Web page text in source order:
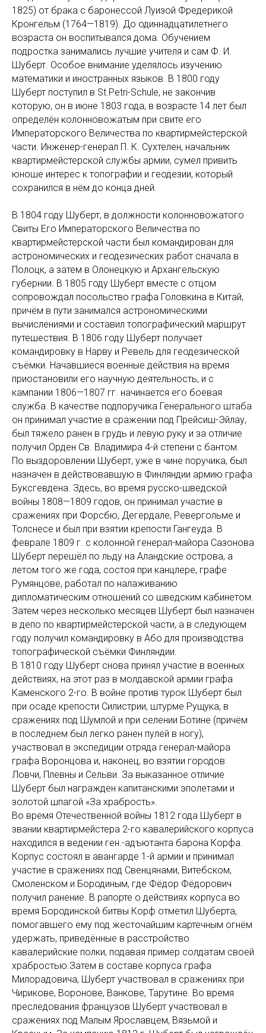
1825) от брака с баронессой Луизой Фредерикой
Кронгельм (1764—1819). До одиннадцатилетнего
возраста он воспитывался дома. Обучением
подростка занимались лучшие учителя и сам Ф. И.
Шуберт. Особое внимание уделялось изучению
математики и иностранных языков. В 1800 году
Шуберт поступил в St.Petri-Schule, не закончив
которую, он в июне 1803 года, в возрасте 14 лет был
определён колонновожатым при свите его
Императорского Величества по квартирмейстерской
части. Инженер-генерал П. К. Сухтелен, начальник
квартирмейстерской службы армии, сумел привить
юноше интерес к топографии и геодезии, который
сохранился в нём до конца дней.
В 1804 году Шуберт, в должности колонновожатого
Свиты Его Императорского Величества по
квартирмейстерской части был командирован для
астрономических и геодезических работ сначала в
Полоцк, а затем в Олонецкую и Архангельскую
губернии. В 1805 году Шуберт вместе с отцом
сопровождал посольство графа Головкина в Китай,
причём в пути занимался астрономическими
вычислениями и составил топографический маршрут
путешествия. В 1806 году Шуберт получает
командировку в Нарву и Ревель для геодезической
съёмки. Начавшиеся военные действия на время
приостановили его научную деятельность, и с
кампании 1806—1807 гг. начинается его боевая
служба. В качестве подпоручика Генерального штаба
он принимал участие в сражении под Прейсиш-Эйлау,
был тяжело ранен в грудь и левую руку и за отличие
получил Орден Св. Владимира 4-й степени с бантом.
По выздоровлении Шуберт, уже в чине поручика, был
назначен в действовавшую в Финляндии армию графа
Буксгевдена. Здесь, во время русско-шведской
войны 1808—1809 годов, он принимал участие в
сражениях при Форсбю, Дегердале, Ревергольме и
Толснесе и был при взятии крепости Гангеуда. В
феврале 1809 г. с колонной генерал-майора Сазонова
Шуберт перешёл по льду на Аландские острова, а
летом того же года, состоя при канцлере, графе
Румянцове, работал по налаживанию
дипломатическим отношений со шведским кабинетом.
Затем через несколько месяцев Шуберт был назначен
в депо по квартирмейстерской части, а в следующем
году получил командировку в Або для производства
топографической съёмки Финляндии.
В 1810 году Шуберт снова принял участие в военных
действиях, на этот раз в молдавской армии графа
Каменского 2-го. В войне против турок Шуберт был
при осаде крепости Силистрии, штурме Рущука, в
сражениях под Шумлой и при селении Ботине (причём
в последнем был легко ранен пулей в ногу),
участвовал в экспедиции отряда генерал-майора
графа Воронцова и, наконец, во взятии городов
Ловчи, Плевны и Сельви. За выказанное отличие
Шуберт был награжден капитанскими эполетами и
золотой шпагой «За храбрость».
Во время Отечественной войны 1812 года Шуберт в
звании квартирмейстера 2-го кавалерийского корпуса
находился в ведении ген.-адъютанта барона Корфа.
Корпус состоял в авангарде 1-й армии и принимал
участие в сражениях под Свенцянами, Витебском,
Смоленском и Бородиным, где Фёдор Фёдорович
получил ранение. В рапорте о действиях корпуса во
время Бородинской битвы Корф отметил Шуберта,
помогавшего ему под жесточайшим картечным огнём
удержать, приведённые в расстройство
кавалерийские полки, подавая пример солдатам своей
храбростью.Затем в составе корпуса графа
Милорадовича, Шуберт участвовал в сражениях при
Чирикове, Воронове, Ванкове, Тарутине. Во время
преследования французов Шуберт участвовал в
сражениях под Малым Ярославцем, Вязьмой и